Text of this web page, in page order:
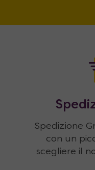
Spedizione
con un
scegliere il